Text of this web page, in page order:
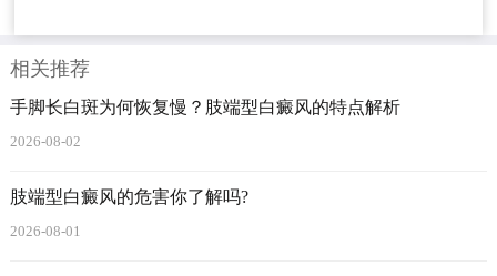
相关推荐
手脚长白斑为何恢复慢？肢端型白癜风的特点解析
2026-08-02
肢端型白癜风的危害你了解吗?
2026-08-01